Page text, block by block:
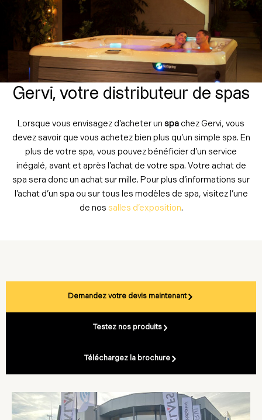
Gervi, votre distributeur de spas
Lorsque vous envisagez d’acheter un spa chez Gervi, vous
devez savoir que vous achetez bien plus qu’un simple spa. En
plus de votre spa, vous pouvez bénéficier d’un service
inégalé, avant et après l’achat de votre spa. Votre achat de
spa sera donc un achat sur mille. Pour plus d’informations sur
l’achat d’un spa ou sur tous les modèles de spa, visitez l’une
de nos salles d’exposition.
Demandez votre devis maintenant
Testez nos produits
Téléchargez la brochure